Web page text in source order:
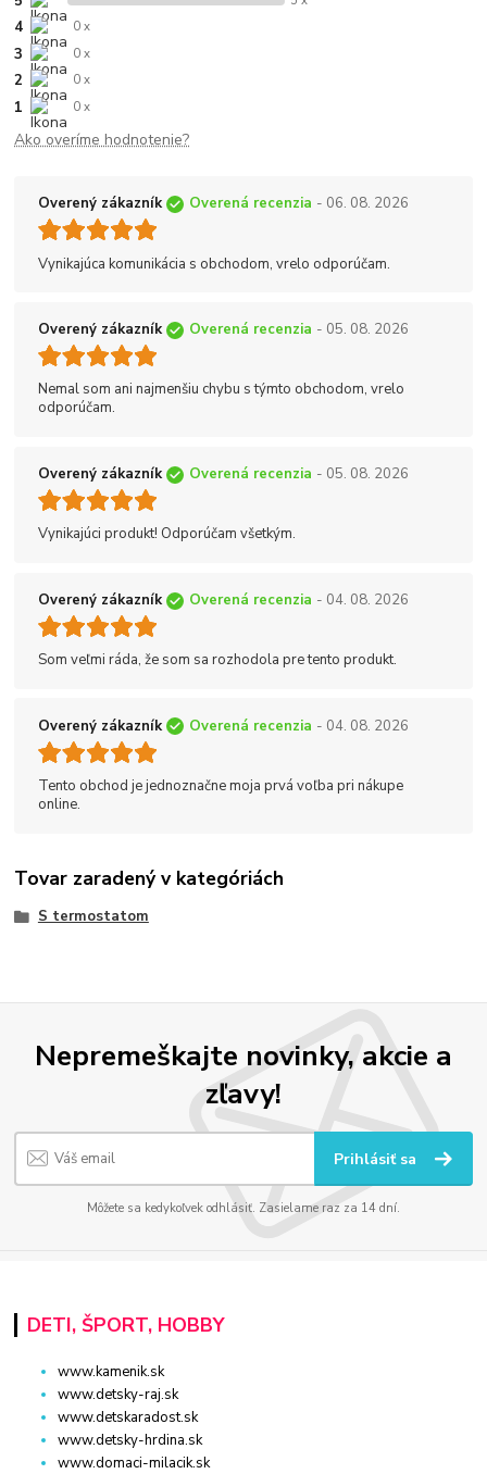
4 0 x
3 0 x
2 0 x
1 0 x
Ako overíme hodnotenie?
Overený zákazník Overená recenzia - 06. 08. 2026
Vynikajúca komunikácia s obchodom, vrelo odporúčam.
Overený zákazník Overená recenzia - 05. 08. 2026
Nemal som ani najmenšiu chybu s týmto obchodom, vrelo
odporúčam.
Overený zákazník Overená recenzia - 05. 08. 2026
Vynikajúci produkt! Odporúčam všetkým.
Overený zákazník Overená recenzia - 04. 08. 2026
Som veľmi ráda, že som sa rozhodola pre tento produkt.
Overený zákazník Overená recenzia - 04. 08. 2026
Tento obchod je jednoznačne moja prvá voľba pri nákupe
online.
Tovar zaradený v kategóriách
S termostatom
Nepremeškajte novinky, akcie a
zľavy!
Prihlásiť sa
Môžete sa kedykoľvek odhlásiť. Zasielame raz za 14 dní.
DETI, ŠPORT, HOBBY
www.kamenik.sk
www.detsky-raj.sk
www.detskaradost.sk
www.detsky-hrdina.sk
www.domaci-milacik.sk